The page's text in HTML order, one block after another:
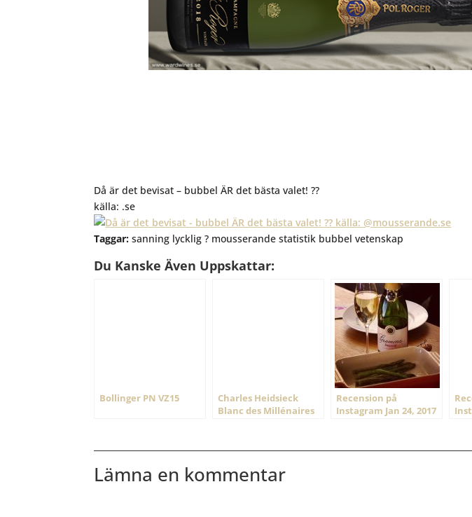
Då är det bevisat – bubbel ÄR det bästa valet! ??
källa: .se
Taggar:sanning lycklig ? mousserande statistik bubbel vetenskap
Du Kanske Även Uppskattar:
Bollinger PN VZ15
Charles Heidsieck
Blanc des Millénaires
Recension på
Instagram Jan 24, 2017
Lämna en kommentar